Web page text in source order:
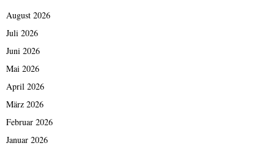
August 2026
Juli 2026
Juni 2026
Mai 2026
April 2026
März 2026
Februar 2026
Januar 2026